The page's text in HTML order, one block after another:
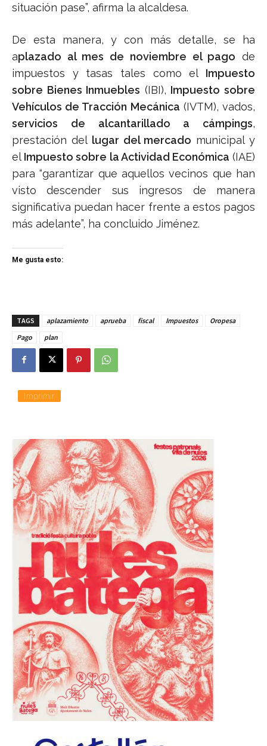
situación pase”, afirma la alcaldesa.
De esta manera, y con más detalle, se ha
aplazado al mes de noviembre el pago de
impuestos y tasas tales como el Impuesto
sobre Bienes Inmuebles (IBI), Impuesto sobre
Vehículos de Tracción Mecánica (IVTM), vados,
servicios de alcantarillado a cámpings,
prestación del lugar del mercado municipal y
el Impuesto sobre la Actividad Económica (IAE)
para “garantizar que aquellos vecinos que han
visto descender sus ingresos de manera
significativa puedan hacer frente a estos pagos
más adelante”, ha concluido Jiménez.
Me gusta esto:
TAGS aplazamiento aprueba fiscal Impuestos
Oropesa
Pago
plan
Imprimir